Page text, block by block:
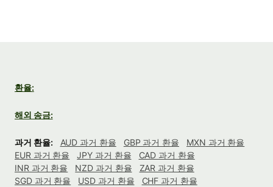
환율:
해외 송금:
과거 환율: AUD 과거 환율 GBP 과거 환율
MXN 과거 환율
EUR 과거 환율
JPY 과거 환율
CAD 과거 환율
INR 과거 환율
NZD 과거 환율
ZAR 과거 환율
SGD 과거 환율
USD 과거 환율
CHF 과거 환율